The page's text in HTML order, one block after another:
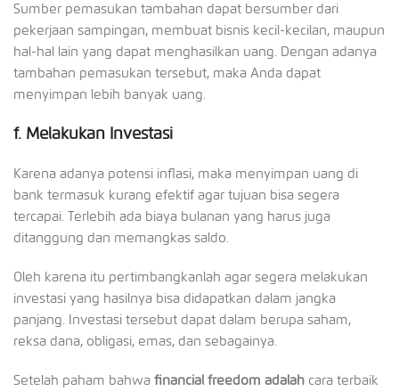
Sumber pemasukan tambahan dapat bersumber dari
pekerjaan sampingan, membuat bisnis kecil-kecilan, maupun
hal-hal lain yang dapat menghasilkan uang. Dengan adanya
tambahan pemasukan tersebut, maka Anda dapat
menyimpan lebih banyak uang.
f. Melakukan Investasi
Karena adanya potensi inflasi, maka menyimpan uang di
bank termasuk kurang efektif agar tujuan bisa segera
tercapai. Terlebih ada biaya bulanan yang harus juga
ditanggung dan memangkas saldo.
Oleh karena itu pertimbangkanlah agar segera melakukan
investasi yang hasilnya bisa didapatkan dalam jangka
panjang. Investasi tersebut dapat dalam berupa saham,
reksa dana, obligasi, emas, dan sebagainya.
Setelah paham bahwa financial freedom adalah cara terbaik